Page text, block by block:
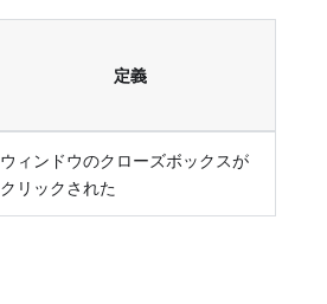
定義
ウィンドウのクローズボックスが
クリックされた